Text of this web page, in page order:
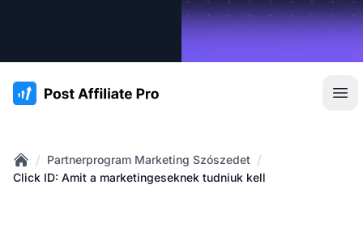
:site.title
Home
/ Partnerprogram Marketing Szószedet /
Click ID: Amit a marketingeseknek tudniuk kell